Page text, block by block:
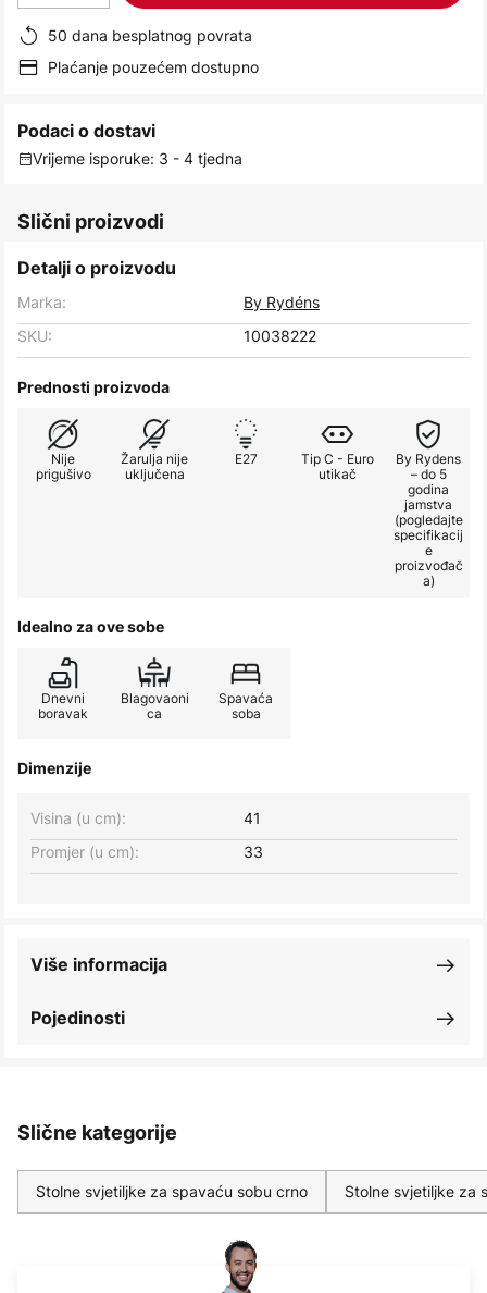
50 dana besplatnog povrata
Plaćanje pouzećem dostupno
Podaci o dostavi
Vrijeme isporuke: 3 - 4 tjedna
Slični proizvodi
Detalji o proizvodu
Marka:
By Rydéns
SKU:
10038222
Prednosti proizvoda
Nije
prigušivo
Žarulja nije
uključena
E27
Tip C - Euro
utikač
By Rydens
– do 5
godina
jamstva
(pogledajte
specifikacij
e
proizvođač
a)
Idealno za ove sobe
Dnevni
boravak
Blagovaoni
ca
Spavaća
soba
Dimenzije
Visina (u cm):
41
Promjer (u cm):
33
Pojedinosti
Više informacija
Slične kategorije
Stolne svjetiljke za spavaću sobu crno Stolne svjetiljke za